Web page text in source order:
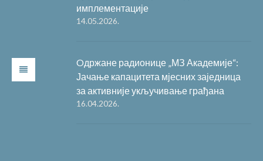
имплементације
14.05.2026.
Oдржане радионице „МЗ Академије“:
Јачање капацитета мјесних заједница
за активније укључивање грађана
16.04.2026.